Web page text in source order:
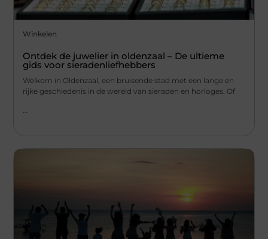
Winkelen
Ontdek de juwelier in oldenzaal – De ultieme
gids voor sieradenliefhebbers
Welkom in Oldenzaal, een bruisende stad met een lange en
rijke geschiedenis in de wereld van sieraden en horloges. Of